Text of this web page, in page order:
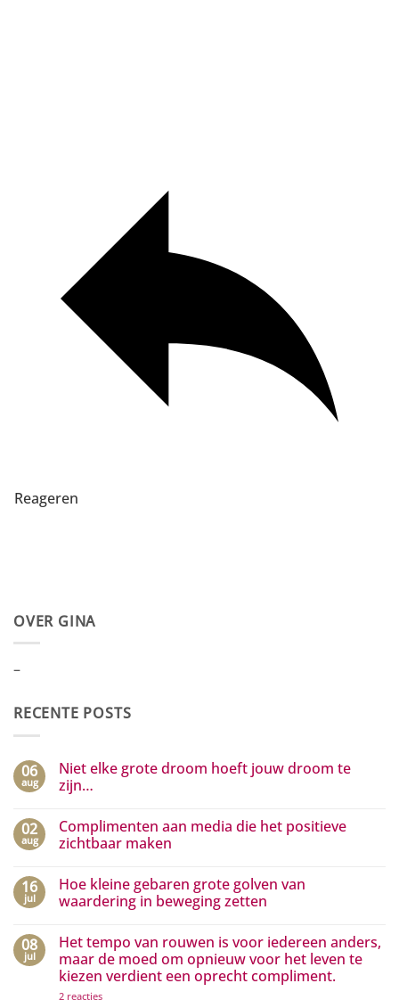
Reageren
OVER GINA
–
RECENTE POSTS
06
aug
Niet elke grote droom hoeft jouw droom te
zijn…
op
Niet
elke
hoeft
jouw
droom
02
aug
Complimenten aan media die het positieve
zichtbaar maken
op
Complimenten
aan
het
positieve
zichtbaar
maken
16
jul
Hoe kleine gebaren grote golven van
waardering in beweging zetten
op
Hoe
kleine
gebaren
golven
08
jul
Het tempo van rouwen is voor iedereen anders,
maar de moed om opnieuw voor het leven te
kiezen verdient een oprecht compliment.
2 reactiesop